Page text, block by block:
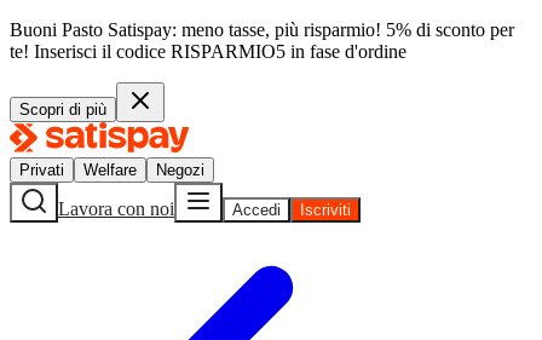
Buoni Pasto Satispay: meno tasse, più risparmio! 5% di sconto per
te! Inserisci il codice RISPARMIO5 in fase d'ordine
Scopri di più
Privati Welfare Negozi
Lavora con noi Accedi Iscriviti